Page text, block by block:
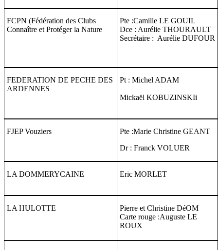
FCPN (Fédération des Clubs
Connaître et Protéger la Nature
Pte :Camille LE GOUIL
Dce : Aurélie THOURAULT
Secrétaire : Aurélie DUFOUR
FEDERATION DE PECHE DES
ARDENNES
Pt : Michel ADAM
Mickaël KOBUZINSKIi
FJEP Vouziers
Pte :Marie Christine GEANT
Dr : Franck VOLUER
LA DOMMERYCAINE Eric MORLET
LA HULOTTE
Pierre et Christine DéOM
Carte rouge :Auguste LE
ROUX